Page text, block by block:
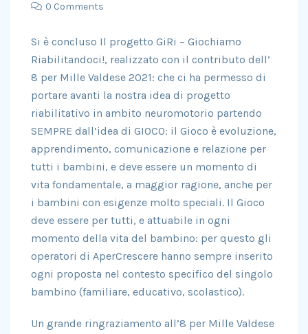
0 Comments
Si è concluso Il progetto GiRi – Giochiamo
Riabilitandoci!, realizzato con il contributo dell’
8 per Mille Valdese 2021: che ci ha permesso di
portare avanti la nostra idea di progetto
riabilitativo in ambito neuromotorio partendo
SEMPRE dall’idea di GIOCO: il Gioco è evoluzione,
apprendimento, comunicazione e relazione per
tutti i bambini, e deve essere un momento di
vita fondamentale, a maggior ragione, anche per
i bambini con esigenze molto speciali. Il Gioco
deve essere per tutti, e attuabile in ogni
momento della vita del bambino: per questo gli
operatori di AperCrescere hanno sempre inserito
ogni proposta nel contesto specifico del singolo
bambino (familiare, educativo, scolastico).
Un grande ringraziamento all’8 per Mille Valdese